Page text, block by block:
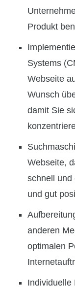
Produkt
Systems
Webseite
Wunsch
damit Sie
Webseite,
schnell und
und gut
anderen
optimalen
Individuelle